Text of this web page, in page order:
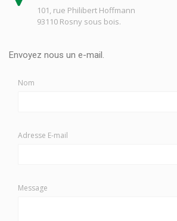
101, rue Philibert Hoffmann
93110 Rosny sous bois.
Envoyez nous un e-mail.
Nom
Adresse E-mail
Message